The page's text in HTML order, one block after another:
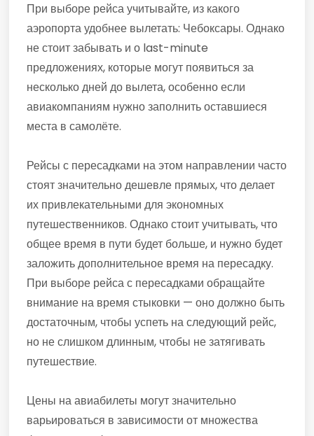
При выборе рейса учитывайте, из какого
аэропорта удобнее вылетать: Чебоксары. Однако
не стоит забывать и о last-minute
предложениях, которые могут появиться за
несколько дней до вылета, особенно если
авиакомпаниям нужно заполнить оставшиеся
места в самолёте.
Рейсы с пересадками на этом направлении часто
стоят значительно дешевле прямых, что делает
их привлекательными для экономных
путешественников. Однако стоит учитывать, что
общее время в пути будет больше, и нужно будет
заложить дополнительное время на пересадку.
При выборе рейса с пересадками обращайте
внимание на время стыковки — оно должно быть
достаточным, чтобы успеть на следующий рейс,
но не слишком длинным, чтобы не затягивать
путешествие.
Цены на авиабилеты могут значительно
варьироваться в зависимости от множества